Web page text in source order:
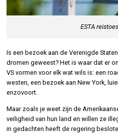
ESTA
Is een bezoek aan de Verenigde
dromen geweest? Het is waar dat er
VS vormen voor elk wat wils is: een
westen, een bezoek aan New York,
enzovoort.
Maar zoals je weet zijn de
veiligheid van hun land en willen ze
in gedachten heeft de regering